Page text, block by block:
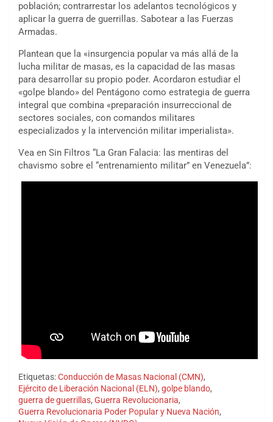
población; contrarrestar los adelantos tecnológicos y
aplicar la guerra de guerrillas. Sabotear a las Fuerzas
Armadas.
Plantean que la «insurgencia popular va más allá de la
lucha militar de masas, es la capacidad de las masas
para desarrollar su propio poder. Acordaron estudiar el
«golpe blando» del Pentágono como estrategia de guerra
integral que combina «preparación insurreccional de
sectores sociales, con comandos militares
especializados y la intervención militar imperialista».
Vea en Sin Filtros “La Gran Falacia: las mentiras del
chavismo sobre el “entrenamiento militar” en Venezuela”:
Etiquetas:Conducción de Masas Nacional (CMN),
Ejército de Liberación Nacional (ELN), golpe blando,
guerra de guerrillas, Guerra Revolucionaria,
Guerra Revolucionaria Poder Popular y Nueva Nación,